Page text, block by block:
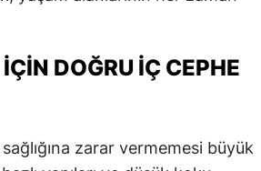
DOĞRU İÇ CEPHE
zarar vermemesi büyük